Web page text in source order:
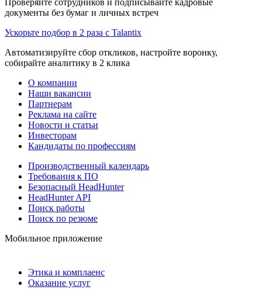
документы без бумаг и личных встреч
Ускорьте подбор в 2 раза с Talantix
Автоматизируйте сбор откликов, настройте воронку,
собирайте аналитику в 2 клика
О компании
Наши вакансии
Партнерам
Реклама на сайте
Новости и статьи
Инвесторам
Кандидаты по профессиям
Производственный календарь
Требования к ПО
Безопасный HeadHunter
HeadHunter API
Поиск работы
Поиск по резюме
Мобильное приложение
Этика и комплаенс
Оказание услуг